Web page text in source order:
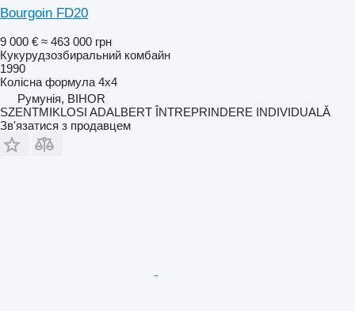
Bourgoin FD20
9 000 € ≈ 463 000 грн
Кукурудзозбиральний комбайн
1990
Колісна формула 4x4
Румунія, BIHOR
SZENTMIKLOSI ADALBERT ÎNTREPRINDERE INDIVIDUALĂ
Зв'язатися з продавцем